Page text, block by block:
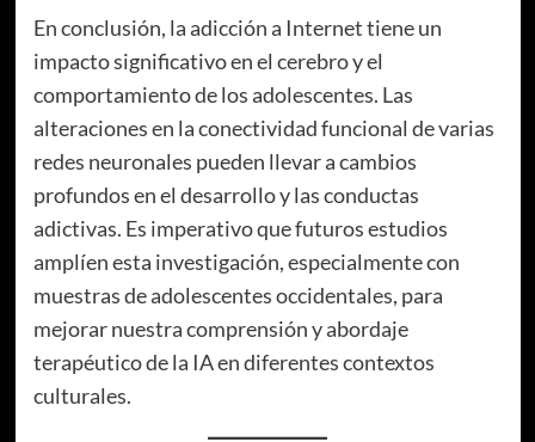
En conclusión, la adicción a Internet tiene un
impacto significativo en el cerebro y el
comportamiento de los adolescentes. Las
alteraciones en la conectividad funcional de varias
redes neuronales pueden llevar a cambios
profundos en el desarrollo y las conductas
adictivas. Es imperativo que futuros estudios
amplíen esta investigación, especialmente con
muestras de adolescentes occidentales, para
mejorar nuestra comprensión y abordaje
terapéutico de la IA en diferentes contextos
culturales.